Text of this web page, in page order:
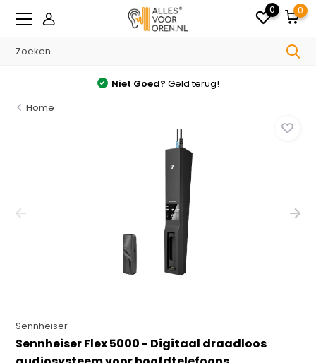
0 0
Niet Goed? Geld terug!
Home
Sennheiser
Sennheiser Flex 5000 - Digitaal draadloos